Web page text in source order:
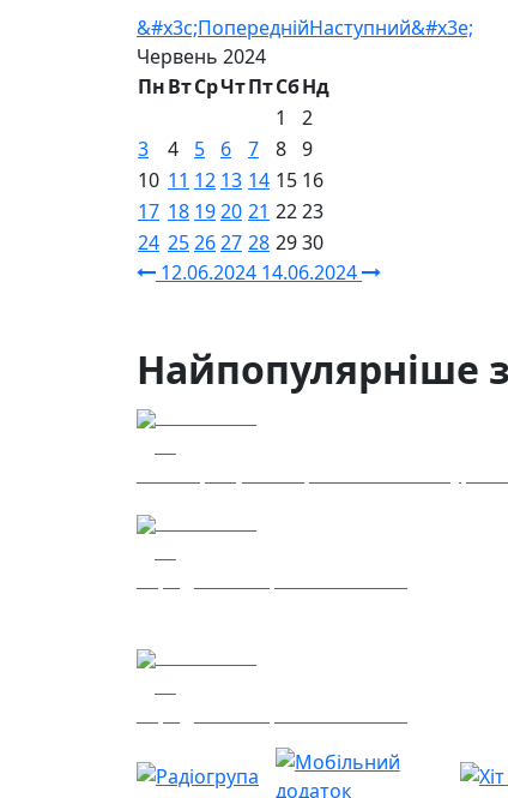
&#x3c;ПопереднійНаступний&#x3e;
Червень 2024
ПнВтСрЧтПтСбНд
1
2
3
4 5 6 7 8 9
10 11 12 13 14 15 16
17 18 1920 21 2223
24 252627 28 2930
12.06.2024 14.06.2024
Найпопулярніше